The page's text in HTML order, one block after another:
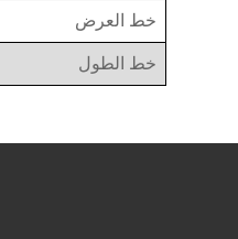
خط العرض
خط الطول